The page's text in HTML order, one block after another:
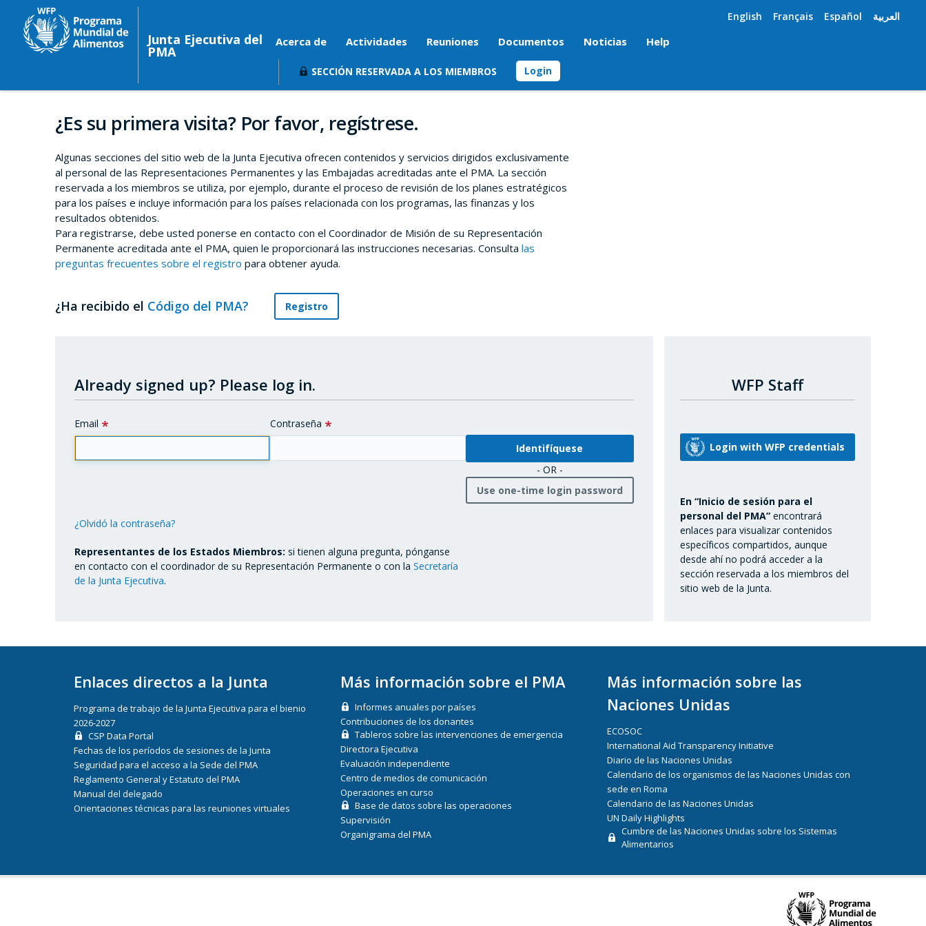
Junta Ejecutiva del
PMA
English Français Español العربية
Acerca de Actividades Reuniones Documentos Noticias Help
SECCIÓN RESERVADA A LOS MIEMBROS Login
¿Es su primera visita? Por favor, regístrese.
Algunas secciones del sitio web de la Junta Ejecutiva ofrecen contenidos y servicios dirigidos exclusivamente
al personal de las Representaciones Permanentes y las Embajadas acreditadas ante el PMA. La sección
reservada a los miembros se utiliza, por ejemplo, durante el proceso de revisión de los planes estratégicos
para los países e incluye información para los países relacionada con los programas, las finanzas y los
resultados obtenidos.
Para registrarse, debe usted ponerse en contacto con el Coordinador de Misión de su Representación
Permanente acreditada ante el PMA, quien le proporcionará las instrucciones necesarias. Consulta las
preguntas frecuentes sobre el registro para obtener ayuda.
¿Ha recibido el Código del PMA? Registro
WFP Staff
En “Inicio de sesión para el
personal del PMA” encontrará
enlaces para visualizar contenidos
específicos compartidos, aunque
desde ahí no podrá acceder a la
sección reservada a los miembros del
sitio web de la Junta.
Already signed up? Please log in.
Email Contraseña
- OR -
Use one-time login password
¿Olvidó la contraseña?
Representantes de los Estados Miembros: si tienen alguna pregunta, pónganse
en contacto con el coordinador de su Representación Permanente o con la Secretaría
de la Junta Ejecutiva.
Enlaces directos a la Junta
Programa de trabajo de la Junta Ejecutiva para el bienio
2026-2027
CSP Data Portal
Fechas de los períodos de sesiones de la Junta
Seguridad para el acceso a la Sede del PMA
Reglamento General y Estatuto del PMA
Manual del delegado
Orientaciones técnicas para las reuniones virtuales
Más información sobre el PMA
Informes anuales por países
Contribuciones de los donantes
Tableros sobre las intervenciones de emergencia
Directora Ejecutiva
Evaluación independiente
Centro de medios de comunicación
Operaciones en curso
Base de datos sobre las operaciones
Supervisión
Organigrama del PMA
Más información sobre las
Naciones Unidas
ECOSOC
International Aid Transparency Initiative
Diario de las Naciones Unidas
Calendario de los organismos de las Naciones Unidas con
sede en Roma
Calendario de las Naciones Unidas
UN Daily Highlights
Cumbre de las Naciones Unidas sobre los Sistemas
Alimentarios